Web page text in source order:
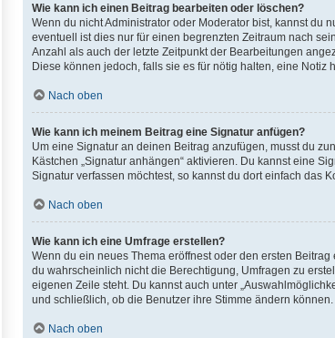
Wie kann ich einen Beitrag bearbeiten oder löschen?
Wenn du nicht Administrator oder Moderator bist, kannst du
eventuell ist dies nur für einen begrenzten Zeitraum nach
Anzahl als auch der letzte Zeitpunkt der Bearbeitungen
Diese können jedoch, falls sie es für nötig halten, eine
Nach oben
Wie kann ich meinem Beitrag eine Signatur anfügen?
Um eine Signatur an deinen Beitrag anzufügen, musst du
Kästchen „Signatur anhängen“ aktivieren. Du kannst eine
Signatur verfassen möchtest, so kannst du dort einfach das
Nach oben
Wie kann ich eine Umfrage erstellen?
Wenn du ein neues Thema eröffnest oder den ersten
du wahrscheinlich nicht die Berechtigung, Umfragen zu
eigenen Zeile steht. Du kannst auch unter
und schließlich, ob die Benutzer ihre Stimme ändern können.
Nach oben